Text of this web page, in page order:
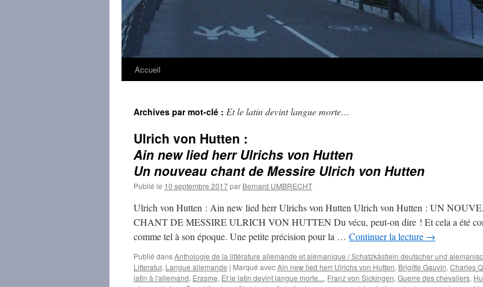
Accueil
Archives par mot-clé : Et le latin devint langue morte…
Ulrich von Hutten :
Ain new lied herr Ulrichs von Hutten
Un nouveau chant de Messire Ulrich von Hutten
Publié le 10 septembre 2017par Bernard UMBRECHT
Ulrich von Hutten : Ain new lied herr Ulrichs von Hutten Ulrich von Hutten : UN
CHANT DE MESSIRE ULRICH VON HUTTEN Du vécu, peut-on dire ! Et cela a été
comme tel à son époque. Une petite précision pour la … Continuer la lecture →
Publié dansAnthologie de la littérature allemande et alémanique / Schatzkästlein deutscher und
Litteratur, Langue allemande | Marqué avecAin new lied herr Ulrichs von Hutten, Brigitte Gauvin, Charles
latin à l'allemand, Erasme, Et le latin devint langue morte..., Franz von Sickingen, Guerre des chevaliers,